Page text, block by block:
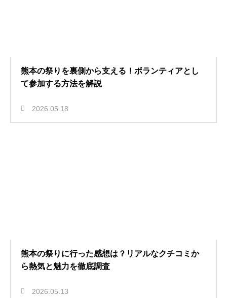
熊本の祭りを裏側から支える！ボランティアとし
て参加する方法を解説
2026.05.18
熊本の祭りに行った感想は？リアルなクチコミか
ら熱気と魅力を徹底調査
2026.05.13